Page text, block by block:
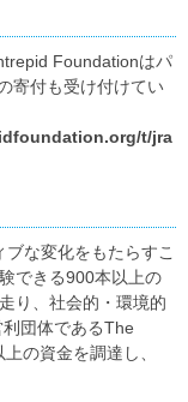
Foundationはパ
寄付も受け付けてい
t/jra
な変化をもたらすこ
できる900本以上の
り、社会的・環境的
団体であるThe
の資金を調達し、